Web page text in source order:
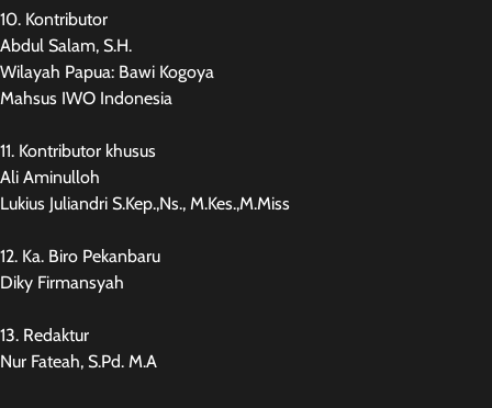
10. Kontributor
Abdul Salam, S.H.
Wilayah Papua: Bawi Kogoya
Mahsus IWO Indonesia
11. Kontributor khusus
Ali Aminulloh
Lukius Juliandri S.Kep.,Ns., M.Kes.,M.Miss
12. Ka. Biro Pekanbaru
Diky Firmansyah
13. Redaktur
Nur Fateah, S.Pd. M.A